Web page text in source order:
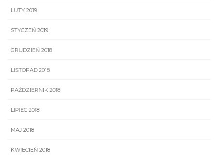
LUTY 2019
STYCZEŃ 2019
GRUDZIEŃ 2018
LISTOPAD 2018
PAŹDZIERNIK 2018
LIPIEC 2018
MAJ 2018
KWIECIEŃ 2018